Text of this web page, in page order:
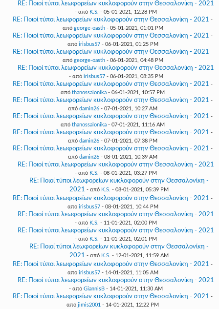
RE: Ποιοί τύποι λεωφορείων κυκλοφορούν στην Θεσσαλονίκη - 2021
- από K.S. - 05-01-2021, 12:28 PM
RE: Ποιοί τύποι λεωφορείων κυκλοφορούν στην Θεσσαλονίκη - 2021 -
από george-oasth- 05-01-2021, 01:01 PM
RE: Ποιοί τύποι λεωφορείων κυκλοφορούν στην Θεσσαλονίκη - 2021 -
από irisbus57- 06-01-2021, 01:25 PM
RE: Ποιοί τύποι λεωφορείων κυκλοφορούν στην Θεσσαλονίκη - 2021 -
από george-oasth- 06-01-2021, 04:48 PM
RE: Ποιοί τύποι λεωφορείων κυκλοφορούν στην Θεσσαλονίκη - 2021
- από irisbus57- 06-01-2021, 08:35 PM
RE: Ποιοί τύποι λεωφορείων κυκλοφορούν στην Θεσσαλονίκη - 2021 -
από thanossalonika - 06-01-2021, 10:57 PM
RE: Ποιοί τύποι λεωφορείων κυκλοφορούν στην Θεσσαλονίκη - 2021 -
από damin26 - 07-01-2021, 10:27 AM
RE: Ποιοί τύποι λεωφορείων κυκλοφορούν στην Θεσσαλονίκη - 2021 -
από thanossalonika - 07-01-2021, 11:16 AM
RE: Ποιοί τύποι λεωφορείων κυκλοφορούν στην Θεσσαλονίκη - 2021 -
από damin26 - 07-01-2021, 07:38 PM
RE: Ποιοί τύποι λεωφορείων κυκλοφορούν στην Θεσσαλονίκη - 2021 -
από damin26 - 08-01-2021, 10:39 AM
RE: Ποιοί τύποι λεωφορείων κυκλοφορούν στην Θεσσαλονίκη - 2021
- από K.S. - 08-01-2021, 03:27 PM
RE: Ποιοί τύποι λεωφορείων κυκλοφορούν στην Θεσσαλονίκη -
2021 - από K.S. - 08-01-2021, 05:39 PM
RE: Ποιοί τύποι λεωφορείων κυκλοφορούν στην Θεσσαλονίκη - 2021 -
από irisbus57- 08-01-2021, 10:44 PM
RE: Ποιοί τύποι λεωφορείων κυκλοφορούν στην Θεσσαλονίκη - 2021
- από K.S. - 11-01-2021, 02:00 PM
RE: Ποιοί τύποι λεωφορείων κυκλοφορούν στην Θεσσαλονίκη - 2021
- από K.S. - 11-01-2021, 02:01 PM
RE: Ποιοί τύποι λεωφορείων κυκλοφορούν στην Θεσσαλονίκη -
2021 - από K.S. - 12-01-2021, 11:59 AM
RE: Ποιοί τύποι λεωφορείων κυκλοφορούν στην Θεσσαλονίκη - 2021 -
από irisbus57- 14-01-2021, 11:05 AM
RE: Ποιοί τύποι λεωφορείων κυκλοφορούν στην Θεσσαλονίκη - 2021
- από GiannisB - 14-01-2021, 11:30 AM
RE: Ποιοί τύποι λεωφορείων κυκλοφορούν στην Θεσσαλονίκη - 2021 -
από jimis2001 - 14-01-2021, 12:22 PM